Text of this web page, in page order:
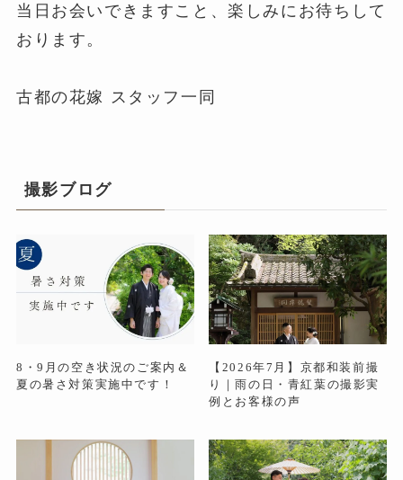
当日お会いできますこと、楽しみにお待ちして
おります。
古都の花嫁 スタッフ一同
撮影ブログ
8・9月の空き状況のご案内＆
夏の暑さ対策実施中です！
【2026年7月】京都和装前撮
り｜雨の日・青紅葉の撮影実
例とお客様の声